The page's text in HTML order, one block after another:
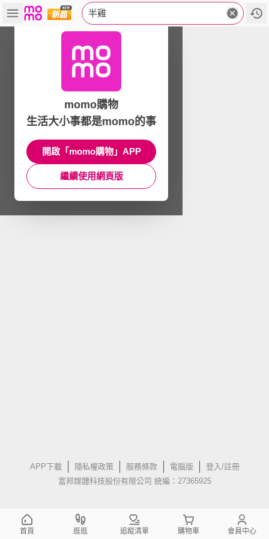
半雞
APP下載 隱私權政策 服務條款 電腦版
登入/註冊
富邦媒體科技股份有限公司 統編：27365925
momo購物
生活大小事都是momo的事
開啟「momo購物」APP
繼續使用網頁版
首頁 逛逛 追蹤清單 購物車 會員中心